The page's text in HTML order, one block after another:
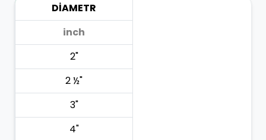
DİAMETR
inch
2"
2 ½"
3"
4"